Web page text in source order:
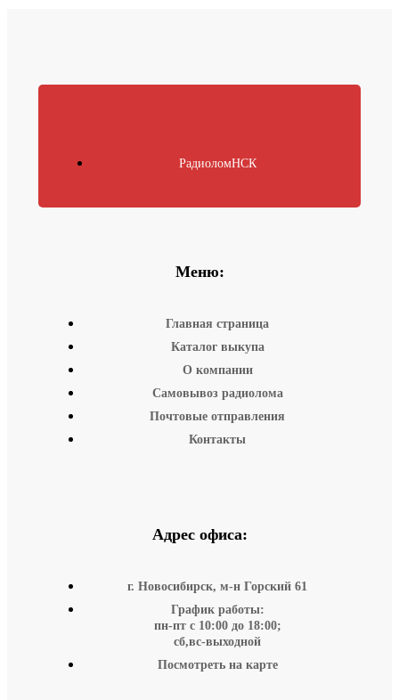
РадиоломНСК
Меню:
Главная страница
Каталог выкупа
О компании
Самовывоз радиолома
Почтовые отправления
Контакты
Адрес офиса:
г. Новосибирск, м-н Горский 61
График работы:
пн-пт с 10:00 до 18:00;
сб,вс-выходной
Посмотреть на карте